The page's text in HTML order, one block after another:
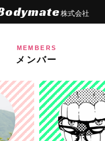
株式会社
メンバー